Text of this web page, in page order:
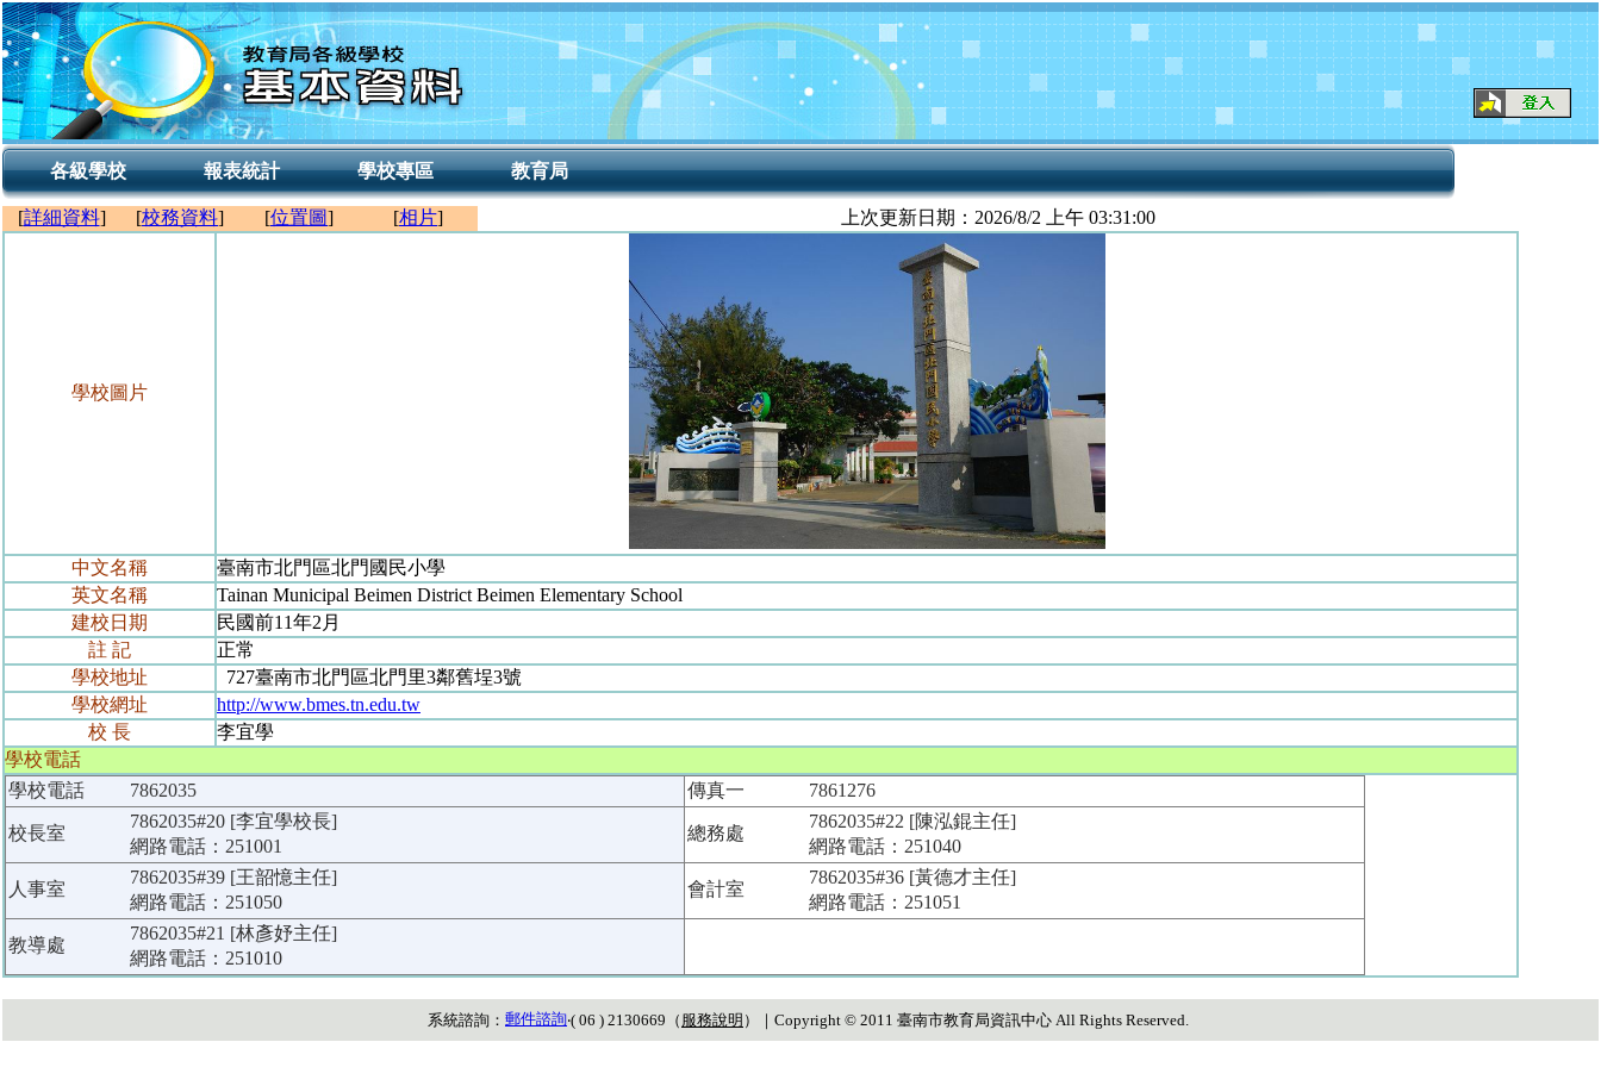
各級學校 報表統計 學校專區 教育局
[詳細資料] [校務資料] [位置圖] [相片] 上次更新日期： 2026/8/2 上午 03:31:00
學校圖片
中文名稱
臺南市北門區北門國民小學
英文名稱
Tainan Municipal Beimen District Beimen Elementary School
建校日期
民國前11年2月
註 記
正常
學校地址
727臺南市北門區北門里3鄰舊埕3號
學校網址
http://www.bmes.tn.edu.tw
校 長
李宜學
學校電話
學校電話
7862035 傳真一 7861276
校長室
7862035#20 [李宜學校長]
網路電話：251001
總務處
7862035#22 [陳泓錕主任]
網路電話：251040
人事室
7862035#39 [王韶憶主任]
網路電話：251050
會計室
7862035#36 [黃德才主任]
網路電話：251051
教導處
7862035#21 [林彥妤主任]
網路電話：251010
系統諮詢： 郵件諮詢‧( 06 ) 2130669（ 服務說明 ） ｜Copyright © 2011 臺南市教育局資訊中心 All Rights Reserved.